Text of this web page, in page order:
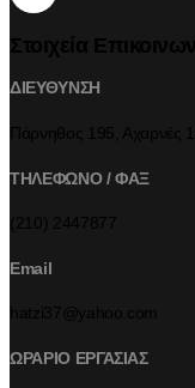
ΔΙΕΥΘΥΝΣΗ
ΤΗΛΕΦΩΝΟ / ΦΑΞ
Email
ΩΡΑΡΙΟ ΕΡΓΑΣΙΑΣ